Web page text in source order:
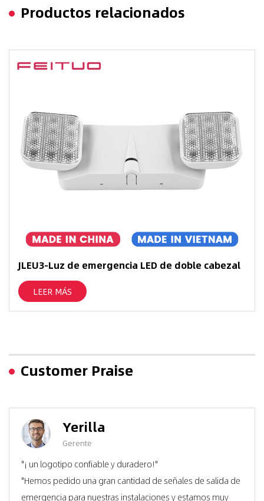
Productos relacionados
JLEU3-Luz de emergencia LED de doble cabezal
LEER MÁS
Customer Praise
Yerilla
Gerente
"¡ un logotipo confiable y duradero!"
"Hemos pedido una gran cantidad de señales de salida de
emergencia para nuestras instalaciones y estamos muy